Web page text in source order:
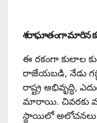
శరాఘాతంగా మారిన
ఈ రకంగా కులాల
రాజేయబడి, నేడు
రాష్ట్ర అభివృద్ధి,
మారాయి. చివరకు
స్థాయిలో